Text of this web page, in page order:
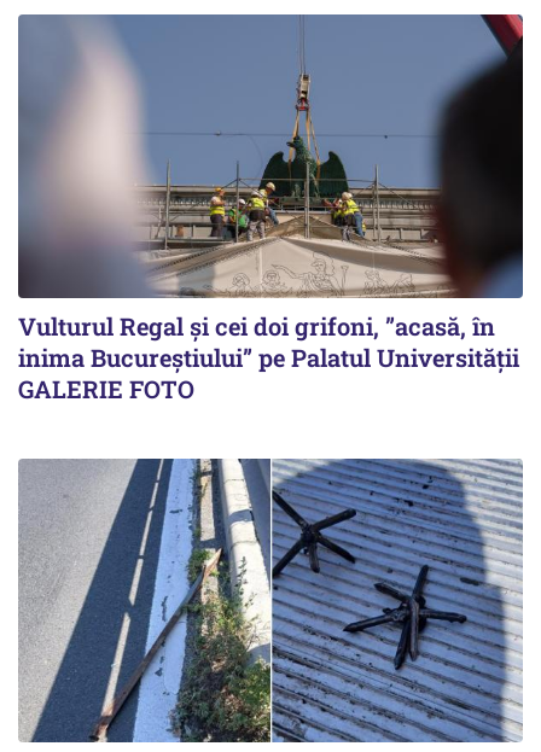
Vulturul Regal și cei doi grifoni, ”acasă, în
inima Bucureștiului” pe Palatul Universității
GALERIE FOTO